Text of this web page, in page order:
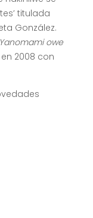
titulada
González.
Yanomami owe
2008 con